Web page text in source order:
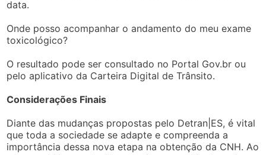
data.
Onde posso acompanhar o andamento do meu exame
toxicológico?
O resultado pode ser consultado no Portal Gov.br ou
pelo aplicativo da Carteira Digital de Trânsito.
Considerações Finais
Diante das mudanças propostas pelo Detran|ES, é vital
que toda a sociedade se adapte e compreenda a
importância dessa nova etapa na obtenção da CNH. Ao